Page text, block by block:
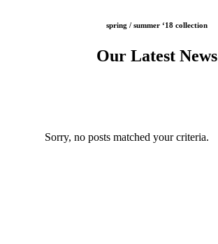
spring / summer ‘18 collection
Our Latest News
Sorry, no posts matched your criteria.